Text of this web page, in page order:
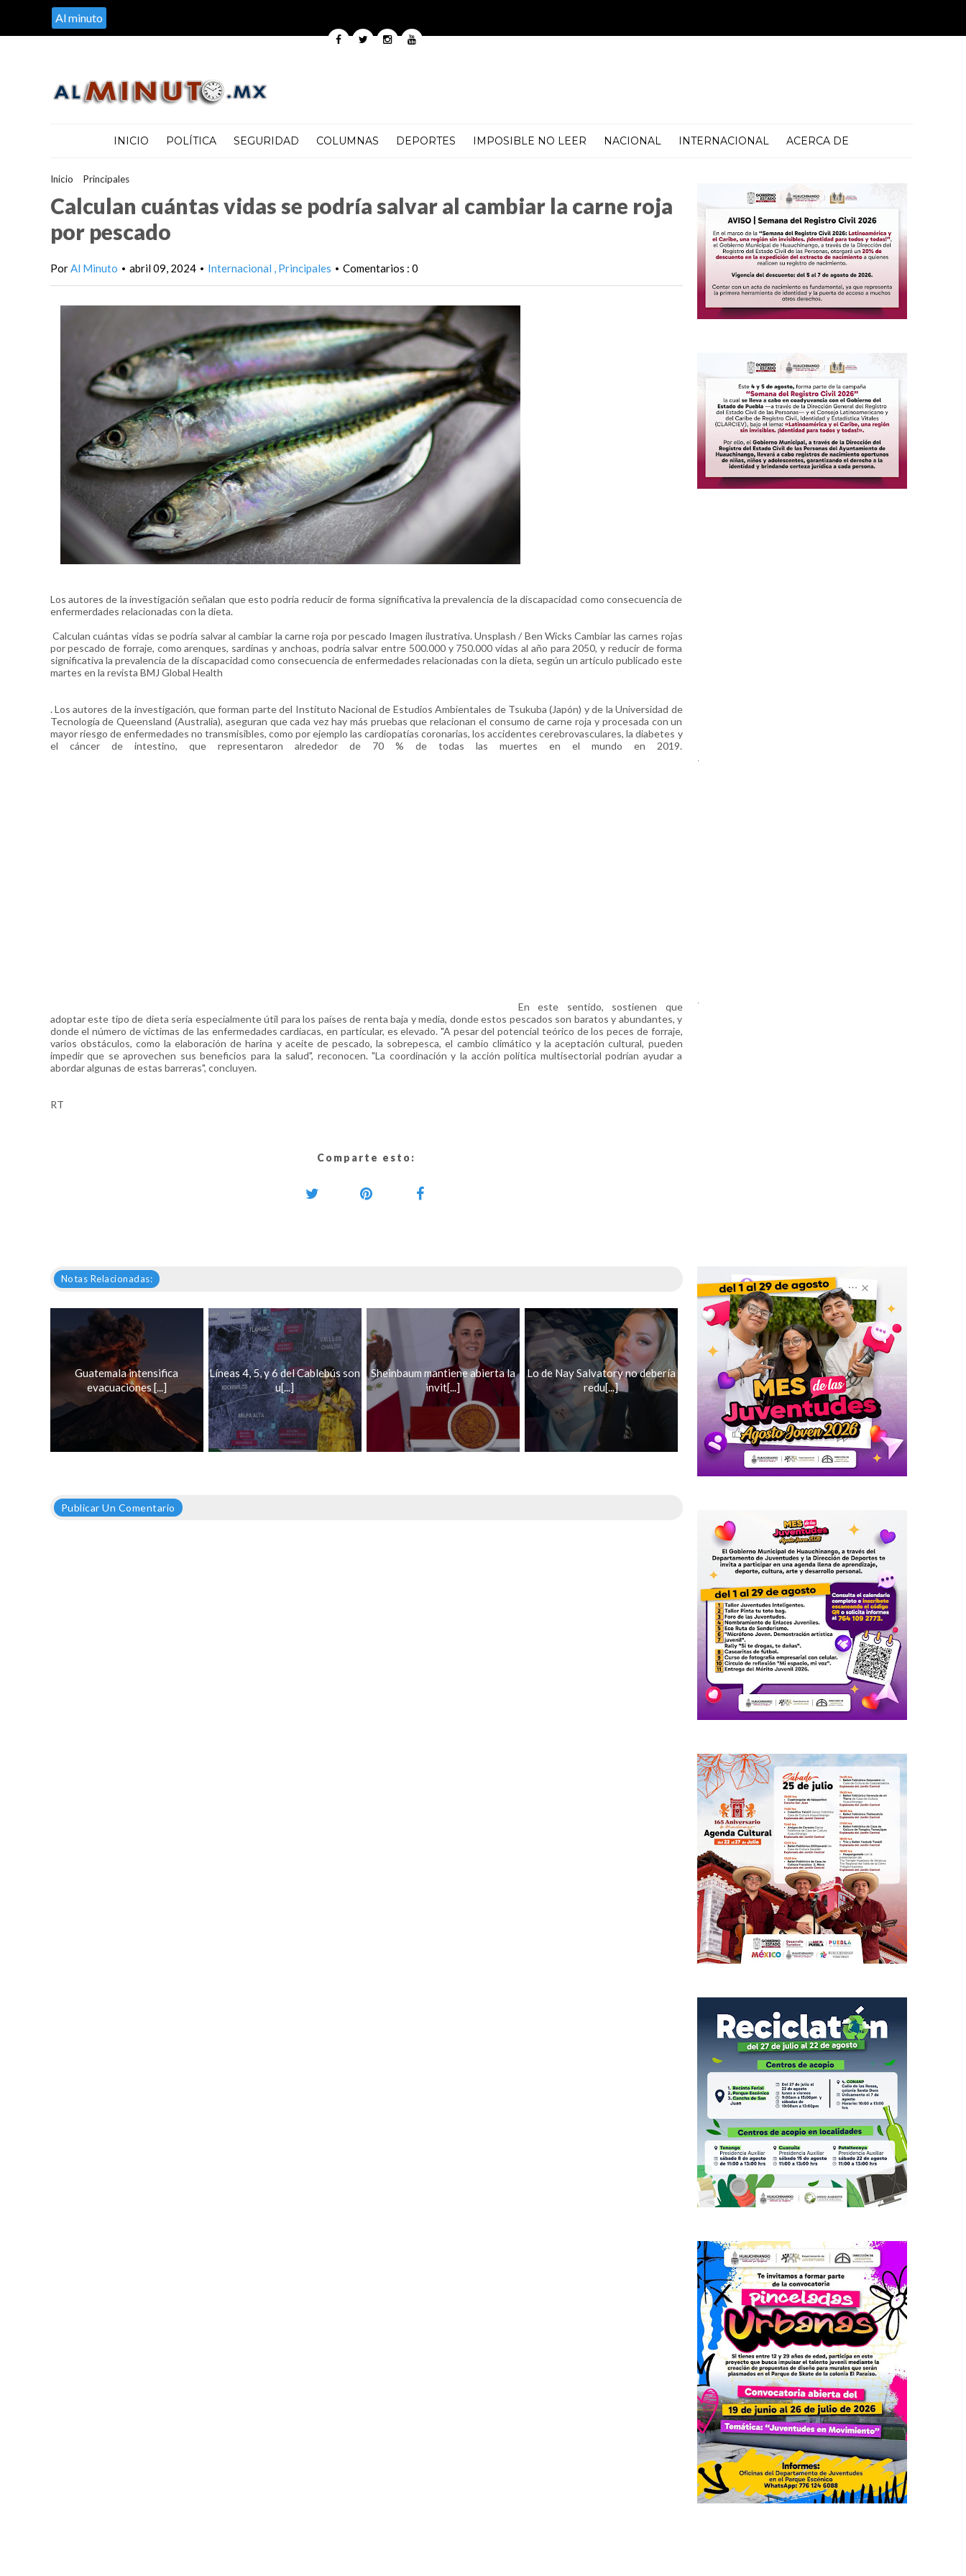
Al minuto
INICIO POLÍTICA SEGURIDAD COLUMNAS DEPORTES IMPOSIBLE NO LEER NACIONAL INTERNACIONAL ACERCA DE
Inicio Principales>
Calculan cuántas vidas se podría salvar al cambiar la carne roja
por pescado
PorAl Minuto • abril 09, 2024 • Internacional Principales • Comentarios : 0
Los autores de la investigación señalan que esto podría reducir de forma significativa la prevalencia de la discapacidad como consecuencia de
enfermerdades relacionadas con la dieta.
Calculan cuántas vidas se podría salvar al cambiar la carne roja por pescado Imagen ilustrativa. Unsplash / Ben Wicks Cambiar las carnes rojas
por pescado de forraje, como arenques, sardinas y anchoas, podría salvar entre 500.000 y 750.000 vidas al año para 2050, y reducir de forma
significativa la prevalencia de la discapacidad como consecuencia de enfermedades relacionadas con la dieta, según un artículo publicado este
martes en la revista BMJ Global Health
. Los autores de la investigación, que forman parte del Instituto Nacional de Estudios Ambientales de Tsukuba (Japón) y de la Universidad de
Tecnología de Queensland (Australia), aseguran que cada vez hay más pruebas que relacionan el consumo de carne roja y procesada con un
mayor riesgo de enfermedades no transmisibles, como por ejemplo las cardiopatías coronarias, los accidentes cerebrovasculares, la diabetes y
el cáncer de intestino, que representaron alrededor de 70 % de todas las muertes en el mundo en 2019.
En este sentido, sostienen que
adoptar este tipo de dieta sería especialmente útil para los países de renta baja y media, donde estos pescados son baratos y abundantes, y
donde el número de víctimas de las enfermedades cardiacas, en particular, es elevado. "A pesar del potencial teórico de los peces de forraje,
varios obstáculos, como la elaboración de harina y aceite de pescado, la sobrepesca, el cambio climático y la aceptación cultural, pueden
impedir que se aprovechen sus beneficios para la salud", reconocen. "La coordinación y la acción política multisectorial podrían ayudar a
abordar algunas de estas barreras", concluyen.
RT
Comparte esto:
Notas Relacionadas:
Guatemala intensifica
evacuaciones [...]
Líneas 4, 5, y 6 del Cablebús son
u[...]
Sheinbaum mantiene abierta la
invit[...]
Lo de Nay Salvatory no debería
redu[...]
Publicar Un Comentario
.
.